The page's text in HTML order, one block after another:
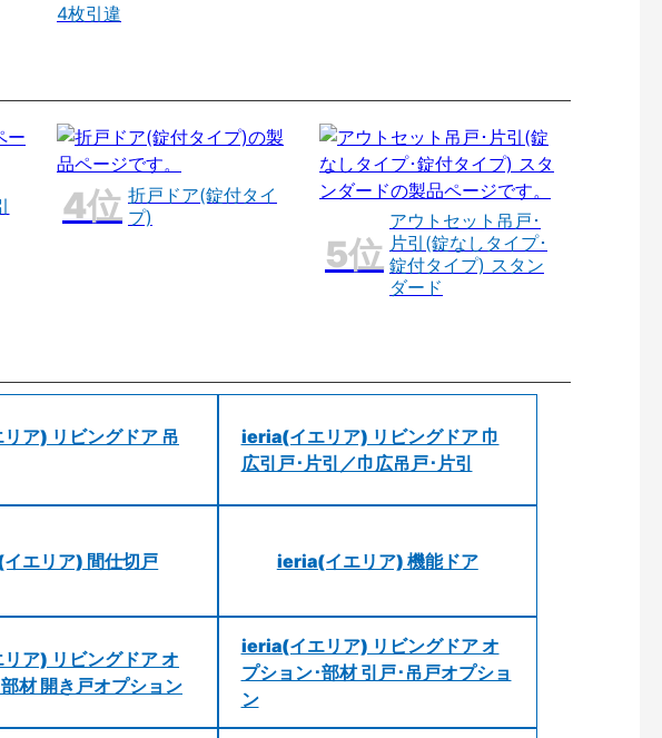
4枚引違
折戸ドア(錠付タイ
プ)
アウトセット吊戸･
片引(錠なしタイプ･
錠付タイプ) スタン
ダード
ア) リビングドア 吊
ieria(イエリア) リビングドア 巾
広引戸･片引／巾広吊戸･片引
エリア) 間仕切戸 ieria(イエリア) 機能ドア
ア) リビングドア オ
材 開き戸オプション
ieria(イエリア) リビングドア オ
プション･部材 引戸･吊戸オプショ
ン